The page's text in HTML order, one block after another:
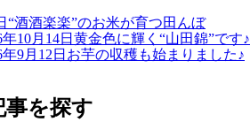
“酒酒楽楽”のお米が育つ田んぼ
年10月14日 黄金色に輝く“山田錦”です♪
年9月12日 お芋の収穫も始まりました♪
を探す